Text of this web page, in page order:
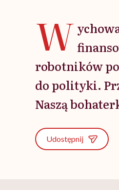
W
robotników
do polityki.
Naszą
Udostępnij